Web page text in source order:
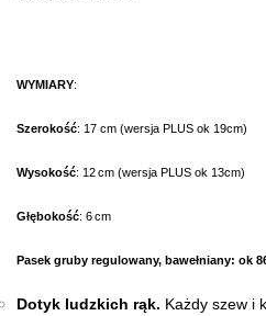
WYMIARY:
Szerokość: 17 cm (wersja PLUS ok 19cm)
Wysokość: 12 cm (wersja PLUS ok 13cm)
Głębokość: 6 cm
Pasek gruby regulowany, bawełniany: ok
Dotyk ludzkich rąk. Każdy szew i